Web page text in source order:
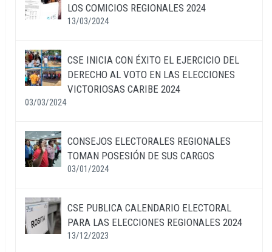
LOS COMICIOS REGIONALES 2024
13/03/2024
CSE INICIA CON ÉXITO EL EJERCICIO DEL
DERECHO AL VOTO EN LAS ELECCIONES
VICTORIOSAS CARIBE 2024
03/03/2024
CONSEJOS ELECTORALES REGIONALES
TOMAN POSESIÓN DE SUS CARGOS
03/01/2024
CSE PUBLICA CALENDARIO ELECTORAL
PARA LAS ELECCIONES REGIONALES 2024
13/12/2023